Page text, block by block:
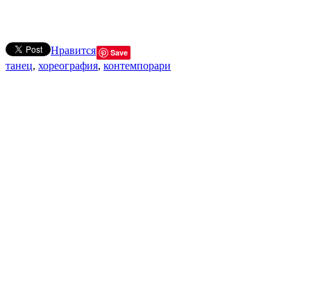
Нравится Save
танец, хореография, контемпорари